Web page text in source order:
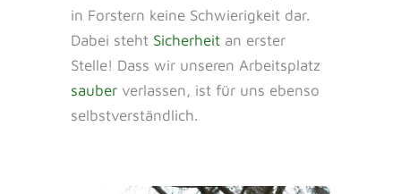
in Forstern keine Schwierigkeit dar.
Dabei steht Sicherheit an erster
Stelle! Dass wir unseren Arbeitsplatz
sauber verlassen, ist für uns ebenso
selbstverständlich.